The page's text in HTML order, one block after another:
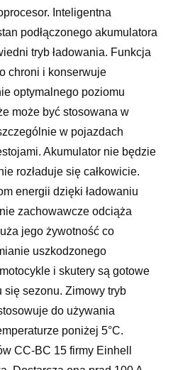
Inteligentna
podłączonego akumulatora
tryb ładowania. Funkcja
chroni i konserwuje
optymalnego poziomu
może być stosowana w
w pojazdach
Akumulator nie będzie
rozładuje się całkowicie.
energii dzięki ładowaniu
zachowawcze odciąża
jego żywotność co
uszkodzonego
i skutery są gotowe
się sezonu. Zimowy tryb
do używania
poniżej 5°C.
CC-BC 15 firmy Einhell